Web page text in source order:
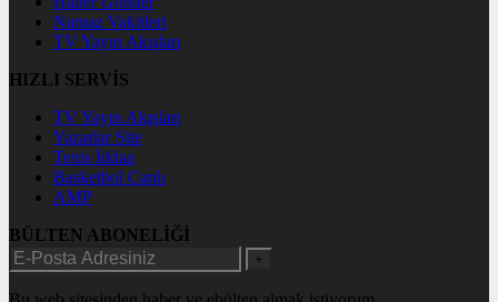
Namaz Vakitleri
TV Yayın Akışları
HIZLI SERVİS
TV Yayın Akışları
Yazarlar Site
Tenis İddaa
Basketbol Canlı
AMP
BÜLTEN ABONELİĞİ
+